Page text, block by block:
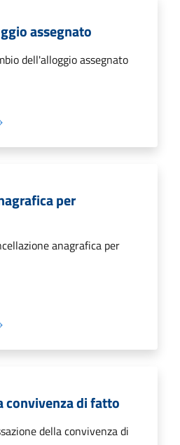
assegnato
dell'alloggio assegnato
per
anagrafica per
convivenza di fatto
della convivenza di